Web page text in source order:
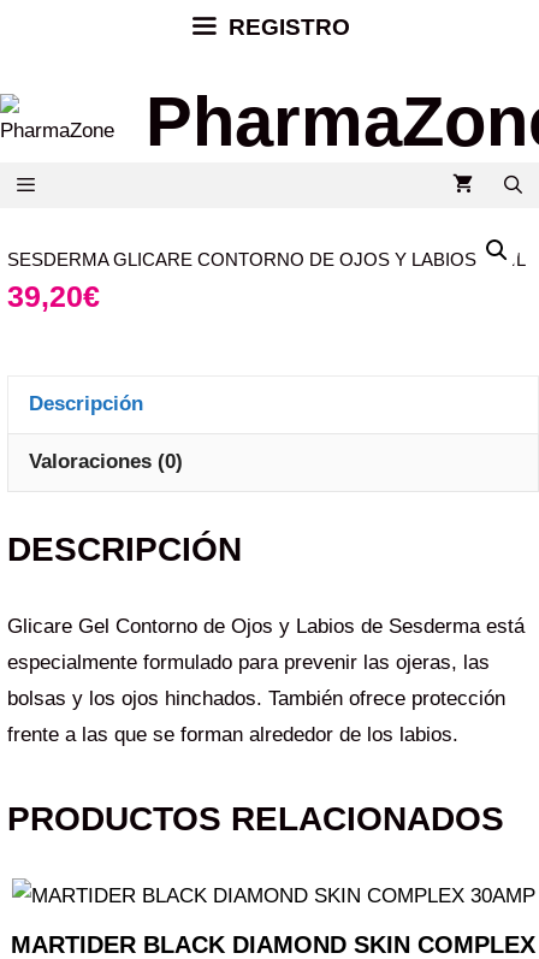
REGISTRO
SESDERMA GLICARE CONTORNO DE OJOS Y LABIOS 30ML
39,20€
Descripción
Valoraciones (0)
DESCRIPCIÓN
Glicare Gel Contorno de Ojos y Labios de Sesderma está
especialmente formulado para prevenir las ojeras, las
bolsas y los ojos hinchados. También ofrece protección
frente a las que se forman alrededor de los labios.
PRODUCTOS RELACIONADOS
MARTIDER BLACK DIAMOND SKIN COMPLEX